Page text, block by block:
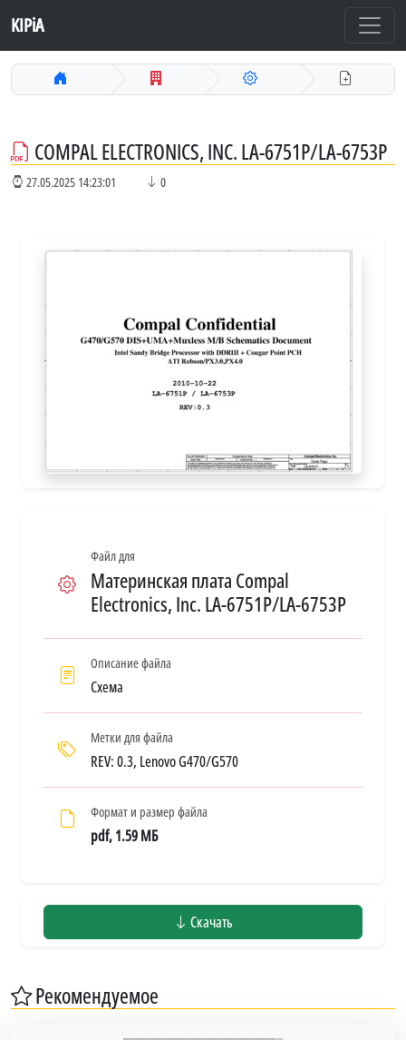
KIPiA
COMPAL ELECTRONICS, INC. LA-6751P/LA-6753P
27.05.2025 14:23:01 0
Файл для
Материнская плата Compal
Electronics, Inc. LA-6751P/LA-6753P
Описание файла
Схема
Метки для файла
REV: 0.3, Lenovo G470/G570
Формат и размер файла
pdf, 1.59 МБ
Скачать
Рекомендуемое